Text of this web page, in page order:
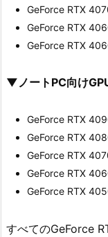
GeForce RTX
GeForce RTX
GeForce RTX
▼ノートPC向け
GeForce RTX
GeForce RTX
GeForce RTX
GeForce RTX
GeForce RTX
すべてのGeForce